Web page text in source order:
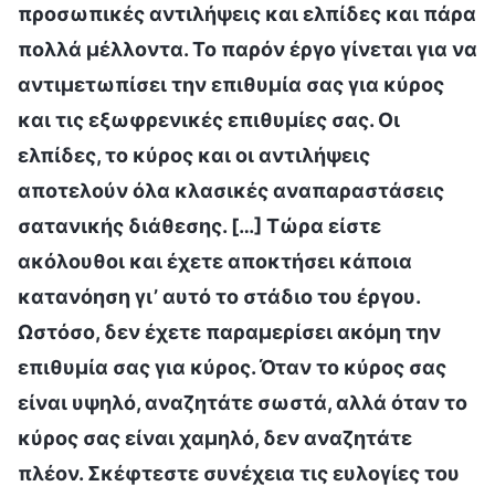
προσωπικές αντιλήψεις και ελπίδες και πάρα
πολλά μέλλοντα. Το παρόν έργο γίνεται για να
αντιμετωπίσει την επιθυμία σας για κύρος
και τις εξωφρενικές επιθυμίες σας. Οι
ελπίδες, το κύρος και οι αντιλήψεις
αποτελούν όλα κλασικές αναπαραστάσεις
σατανικής διάθεσης. […] Τώρα είστε
ακόλουθοι και έχετε αποκτήσει κάποια
κατανόηση γι’ αυτό το στάδιο του έργου.
Ωστόσο, δεν έχετε παραμερίσει ακόμη την
επιθυμία σας για κύρος. Όταν το κύρος σας
είναι υψηλό, αναζητάτε σωστά, αλλά όταν το
κύρος σας είναι χαμηλό, δεν αναζητάτε
πλέον. Σκέφτεστε συνέχεια τις ευλογίες του